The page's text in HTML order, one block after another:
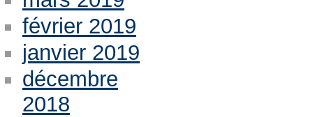
février 2019
janvier 2019
décembre
2018